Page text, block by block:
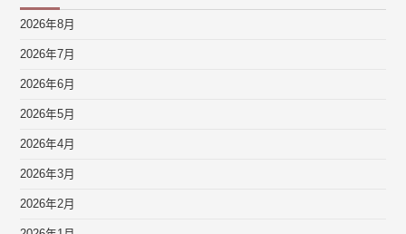
2026年8月
2026年7月
2026年6月
2026年5月
2026年4月
2026年3月
2026年2月